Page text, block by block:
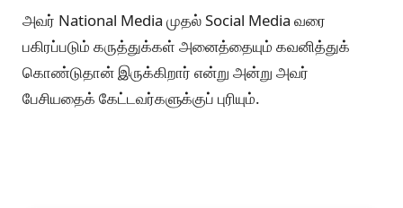
நண்பர்களுடன் விவாதிப்பதோ வேறு அதையே பொது
இடங்களில் அநாகரீகமாக விமர்சிப்பது வேறு.
"பணம் சம்பாதிக்க முயல்பவர்களை அருகில் கூடச் சேர்க்க
மாட்டேன்!" என்று சொன்னதிலிருந்து சில பேர் பயந்து